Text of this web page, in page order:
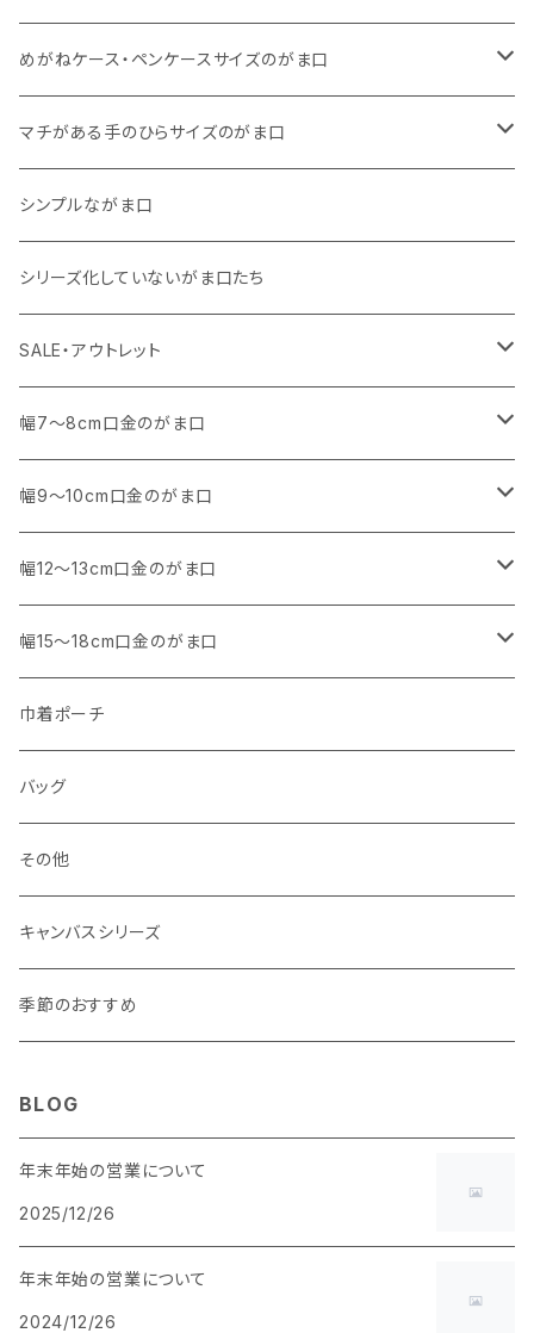
11号帆布
くったりコットンキャンバス
11号帆布
・ マチなしスリムタイプ
くったりコットンキャンバス
リネン
・ 柄いろいろ
・ 巾着ポーチ
・ くったりコットンキャンバス
・ 11号帆布
・ リネン
めがねケース・ペンケースサイズのがま口
・ くったりコットンキャンバス
・ 11号帆布
・ その他
マチがある手のひらサイズのがま口
・ 小さいサイズ
11号帆布
コットンキャンバス
・ 中くらいのサイズ
コットンキャンバス
シンプルながま口
シリーズ化していないがま口たち
SALE・アウトレット
SALE
アウトレット
幅7～8cm口金のがま口
・ 角型
マチなし
マチあり
・ くし形・丸型
マチなし
マチあり
幅9～10cm口金のがま口
・ 角型
マチなし
マチあり
・ くし形
マチなし
マチあり
幅12～13cm口金のがま口
・ 親子がま口 角型
マチなし
マチあり
・ 親子がま口 くし形
マチなし
マチあり
・ ポーチタイプ 角型
マチなし
マチあり
・ ポーチタイプ くし形
マチなし
マチあり
幅15～18cm口金のがま口
・ 角型
マチなし
マチあり
・ くし形
マチなし
マチあり
巾着ポーチ
バッグ
その他
キャンバスシリーズ
季節のおすすめ
BLOG
年末年始の営業について
2025/12/26
年末年始の営業について
2024/12/26